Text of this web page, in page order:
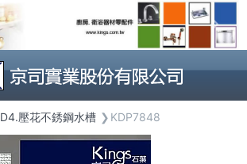
Next
D4.壓花不銹鋼水槽 KDP7848